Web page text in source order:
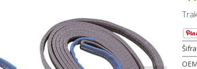
Šifra: